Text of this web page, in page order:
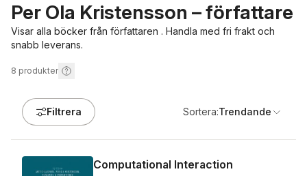
Per Ola Kristensson – författare
Visar alla böcker från författaren . Handla med fri frakt och
snabb leverans.
8 produkter
Filtrera Sortera:Trendande
Computational Interaction